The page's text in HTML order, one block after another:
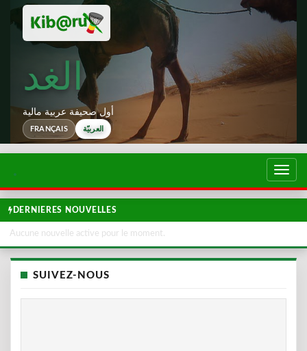
الغد
أول صحيفة عربية مالية
FRANÇAIS العربيّة
تبديل
DERNIERES NOUVELLES
Aucune nouvelle active pour le moment.
SUIVEZ-NOUS